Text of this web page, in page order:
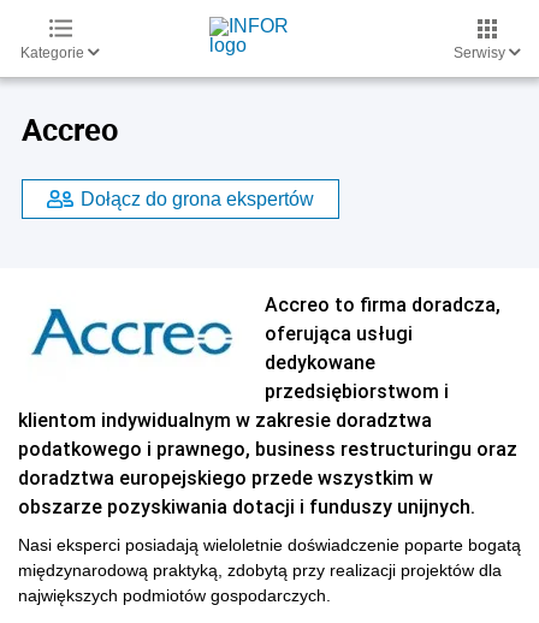
Kategorie Serwisy
Accreo
Dołącz do grona ekspertów
Accreo to firma doradcza,
oferująca usługi
dedykowane
przedsiębiorstwom i
klientom indywidualnym w zakresie doradztwa
podatkowego i prawnego, business restructuringu oraz
doradztwa europejskiego przede wszystkim w
obszarze pozyskiwania dotacji i funduszy unijnych.
Nasi eksperci posiadają wieloletnie doświadczenie poparte bogatą
międzynarodową praktyką, zdobytą przy realizacji projektów dla
największych podmiotów gospodarczych.